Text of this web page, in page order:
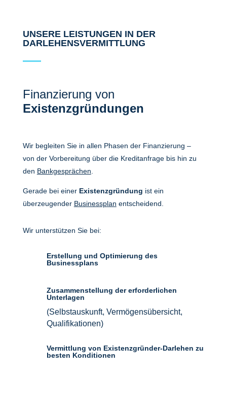
UNSERE LEISTUNGEN IN DER
DARLEHENSVERMITTLUNG
Finanzierung von
Existenzgründungen
Wir begleiten Sie in allen Phasen der Finanzierung –
von der Vorbereitung über die Kreditanfrage bis hin zu
den Bankgesprächen
Gerade bei einer Existenzgründung ist ein
überzeugender Businessplan entscheidend.
Wir unterstützen Sie bei:
Erstellung und Optimierung des
Businessplans
Zusammenstellung der erforderlichen
Unterlagen
(Selbstauskunft, Vermögensübersicht,
Qualifikationen)
Vermittlung von Existenzgründer-Darlehen zu
besten Konditionen